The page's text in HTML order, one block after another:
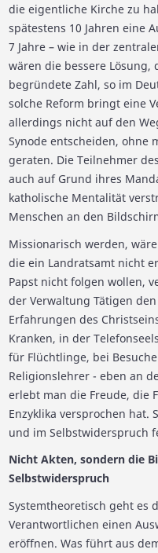
die eigentliche Kirche zu
spätestens 10 Jahren eine
7 Jahre – wie in der
wären die bessere Lösung,
begründete Zahl, so im
solche Reform bringt eine
allerdings nicht auf den
Synode entscheiden, ohne
geraten. Die Teilnehmer
auch auf Grund ihres
katholische Mentalität
Menschen an den
Missionarisch werden,
die ein Landratsamt nicht
Papst nicht folgen wollen,
der Verwaltung Tätigen
Erfahrungen des
Kranken, in der
für Flüchtlinge, bei
Religionslehrer - eben an
erlebt man die Freude, die
Enzyklika versprochen hat.
und im Selbstwiderspruch
Nicht Akten, sondern die
Selbstwiderspruch
Systemtheoretisch geht es
Verantwortlichen einen
eröffnen. Was führt aus